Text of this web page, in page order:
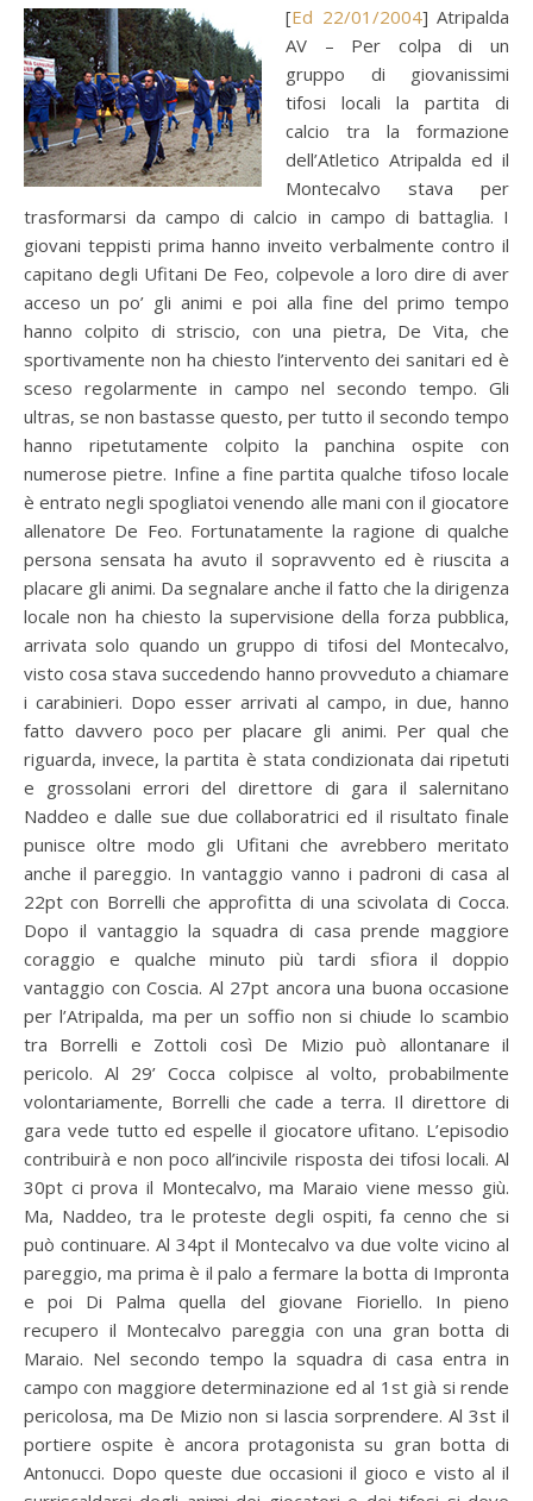
[ Ed 22/01/2004] Atripalda
AV – Per colpa di un
gruppo di giovanissimi
tifosi locali la partita di
calcio tra la formazione
dell’Atletico Atripalda ed il
Montecalvo stava per
trasformarsi da campo di calcio in campo di battaglia. I
giovani teppisti prima hanno inveito verbalmente contro il
capitano degli Ufitani De Feo, colpevole a loro dire di aver
acceso un po’ gli animi e poi alla fine del primo tempo
hanno colpito di striscio, con una pietra, De Vita, che
sportivamente non ha chiesto l’intervento dei sanitari ed è
sceso regolarmente in campo nel secondo tempo. Gli
ultras, se non bastasse questo, per tutto il secondo tempo
hanno ripetutamente colpito la panchina ospite con
numerose pietre. Infine a fine partita qualche tifoso locale
è entrato negli spogliatoi venendo alle mani con il giocatore
allenatore De Feo. Fortunatamente la ragione di qualche
persona sensata ha avuto il sopravvento ed è riuscita a
placare gli animi. Da segnalare anche il fatto che la dirigenza
locale non ha chiesto la supervisione della forza pubblica,
arrivata solo quando un gruppo di tifosi del Montecalvo,
visto cosa stava succedendo hanno provveduto a chiamare
i carabinieri. Dopo esser arrivati al campo, in due, hanno
fatto davvero poco per placare gli animi. Per qual che
riguarda, invece, la partita è stata condizionata dai ripetuti
e grossolani errori del direttore di gara il salernitano
Naddeo e dalle sue due collaboratrici ed il risultato finale
punisce oltre modo gli Ufitani che avrebbero meritato
anche il pareggio. In vantaggio vanno i padroni di casa al
22pt con Borrelli che approfitta di una scivolata di Cocca.
Dopo il vantaggio la squadra di casa prende maggiore
coraggio e qualche minuto più tardi sfiora il doppio
vantaggio con Coscia. Al 27pt ancora una buona occasione
per l’Atripalda, ma per un soffio non si chiude lo scambio
tra Borrelli e Zottoli così De Mizio può allontanare il
pericolo. Al 29’ Cocca colpisce al volto, probabilmente
volontariamente, Borrelli che cade a terra. Il direttore di
gara vede tutto ed espelle il giocatore ufitano. L’episodio
contribuirà e non poco all’incivile risposta dei tifosi locali. Al
30pt ci prova il Montecalvo, ma Maraio viene messo giù.
Ma, Naddeo, tra le proteste degli ospiti, fa cenno che si
può continuare. Al 34pt il Montecalvo va due volte vicino al
pareggio, ma prima è il palo a fermare la botta di Impronta
e poi Di Palma quella del giovane Fioriello. In pieno
recupero il Montecalvo pareggia con una gran botta di
Maraio. Nel secondo tempo la squadra di casa entra in
campo con maggiore determinazione ed al 1st già si rende
pericolosa, ma De Mizio non si lascia sorprendere. Al 3st il
portiere ospite è ancora protagonista su gran botta di
Antonucci. Dopo queste due occasioni il gioco e visto al il